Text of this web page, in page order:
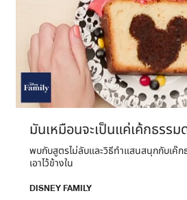
มันเหมือนจะเป็นแค่เค้กธรรม
พบกับสูตรไม่ลับและวิธีทำแสนสนุกกับเค๊ก
เอาไว้ข้างใน
DISNEY FAMILY